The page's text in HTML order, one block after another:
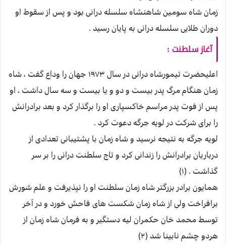
زمان شاه سومین شاهنشاه سلسله درانی بود و پس از سقوط او
دوران طلایی سلسله درانی به پایان رسید .
آغاز سلطنت :
اعلیحضرت تیمورشاه درانی در سال ۱۹۷۳ جهان را وداع گفت ، شاه
زمان هنگام مرگ پدر بیست و دو و یا بیست و سه سال داشت ، او
پس از فوت پدر مراسم خاکسپاری او را برگذار کرد و بعد برادرانش
را برای شرکت در لویه جرگه دعوت کرد .
لویه جرگه به نتیجه نرسید و شاه زمان با پشتیبانی تعدادی از
درباریان برادرانش را زندانی کرد و تاج سلطنت درانی را بر سر
گذاشت . (۱)
همایون برادر بزرگتر شاه زمان سلطنت او را نپذیرفت و علم شورش
برافراخت ولی از شاه زمان شکست های فاحش خورد و در آخر
توسط محمد خان حکمران لیه دستگیر و به فرمان شاه زمان از
هردو چشم نابینا شد (۲)